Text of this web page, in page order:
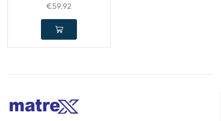
€59.92